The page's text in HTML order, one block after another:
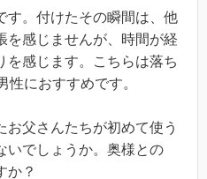
す。付けたその瞬間は、他
を感じませんが、時間が経
を感じます。こちらは落ち
性におすすめです。
父さんたちが初めて使う
いでしょうか。奥様との
か？